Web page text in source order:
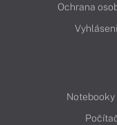
Ochrana
Notebooky